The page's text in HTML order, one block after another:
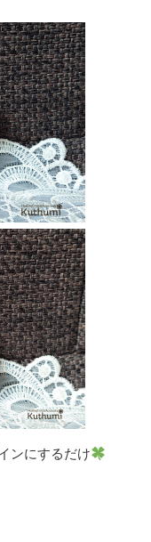
ンにするだけ